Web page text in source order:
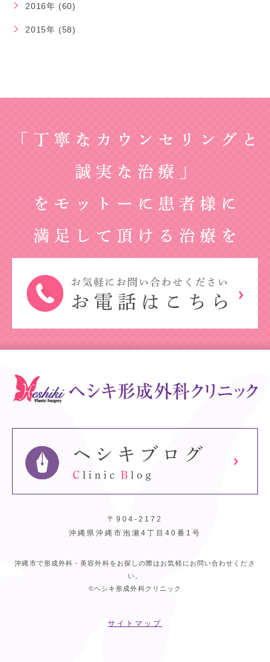
2016年 (60)
2015年 (58)
〒904-2172
沖縄県沖縄市泡瀬4丁目40番1号
沖縄市で形成外科・美容外科をお探しの際はお気軽にお問い合わせくださ
い。
©ヘシキ形成外科クリニック
サイトマップ